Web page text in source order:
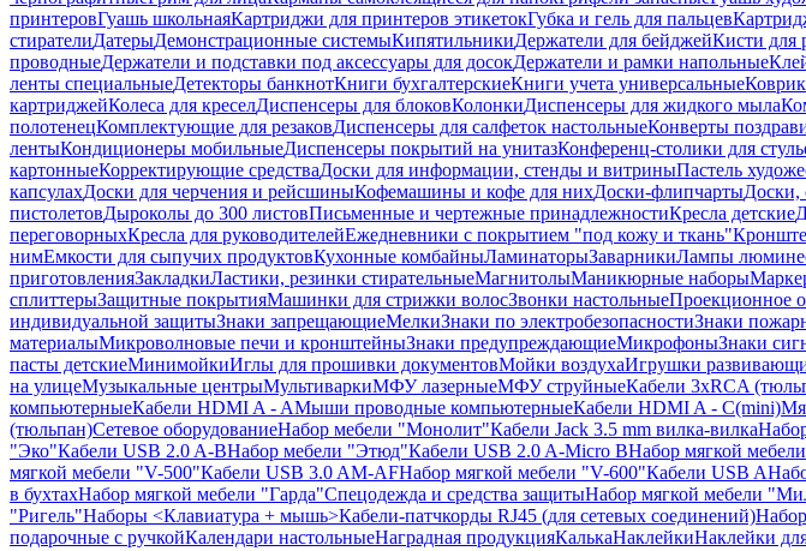
принтеровГуашь школьнаяКартриджи для принтеров этикетокГубка и гель для пальцев
стирателиДатерыДемонстрационные системыКипятильникиДержатели для бейджейКисти для
проводныеДержатели и подставки под аксессуары для досокДержатели и рамки напольные
ленты специальныеДетекторы банкнотКниги бухгалтерскиеКниги учета универсальные
картриджейКолеса для креселДиспенсеры для блоковКолонкиДиспенсеры для жидкого мыла
полотенецКомплектующие для резаковДиспенсеры для салфеток настольныеКонверты
лентыКондиционеры мобильныеДиспенсеры покрытий на унитазКонференц-столики для
картонныеКорректирующие средстваДоски для информации, стенды и витриныПастель
капсулахДоски для черчения и рейсшиныКофемашины и кофе для нихДоски-флипчартыДоски,
пистолетовДыроколы до 300 листовПисьменные и чертежные принадлежностиКресла детские
переговорныхКресла для руководителейЕжедневники с покрытием "под кожу и ткань"
нимЕмкости для сыпучих продуктовКухонные комбайныЛаминаторыЗаварникиЛампы
приготовленияЗакладкиЛастики, резинки стирательныеМагнитолыМаникюрные наборы
сплиттерыЗащитные покрытияМашинки для стрижки волосЗвонки настольныеПроекционное
индивидуальной защитыЗнаки запрещающиеМелкиЗнаки по электробезопасностиЗнаки
материалыМикроволновые печи и кронштейныЗнаки предупреждающиеМикрофоныЗнаки
пасты детскиеМинимойкиИглы для прошивки документовМойки воздухаИгрушки
на улицеМузыкальные центрыМультиваркиМФУ лазерныеМФУ струйныеКабели 3xRCA
компьютерныеКабели HDMI A - AМыши проводные компьютерныеКабели HDMI A - C(mini)
(тюльпан)Сетевое оборудованиеНабор мебели "Монолит"Кабели Jack 3.5 mm вилка-вилка
"Эко"Кабели USB 2.0 A-BНабор мебели "Этюд"Кабели USB 2.0 A-Micro BНабор мягкой
мягкой мебели "V-500"Кабели USB 3.0 AM-AFНабор мягкой мебели "V-600"Кабели USB A
в бухтахНабор мягкой мебели "Гарда"Спецодежда и средства защитыНабор мягкой мебели
"Ригель"Наборы <Клавиатура + мышь>Кабели-патчкорды RJ45 (для сетевых соединений)
подарочные с ручкойКалендари настольныеНаградная продукцияКалькаНаклейкиНаклейки